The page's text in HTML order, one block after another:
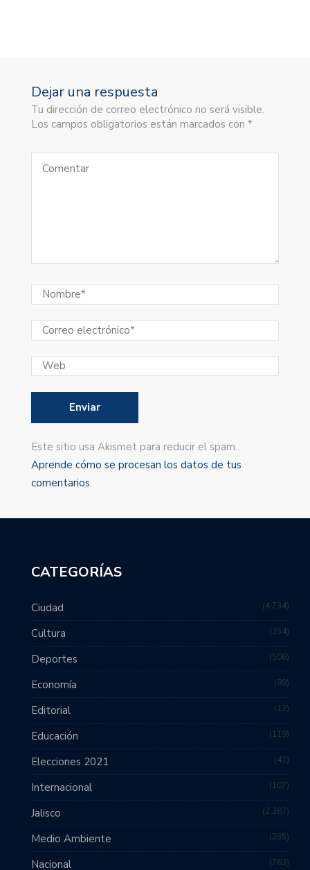
Dejar una respuesta
Tu dirección de correo electrónico no será visible.
Los campos obligatorios están marcados con *
Este sitio usa Akismet para reducir el spam.
Aprende cómo se procesan los datos de tus
comentarios.
CATEGORÍAS
Ciudad 4,734
Cultura 354
Deportes 506
Economía 89
Editorial 12
Educación 119
Elecciones 2021 41
Internacional 107
Jalisco 2,387
Medio Ambiente 235
Nacional 763